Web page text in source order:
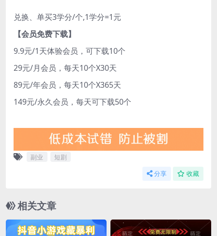
兑换、单买3学分/个,1学分=1元
【会员免费下载】
9.9元/1天体验会员，可下载10个
29元/月会员，每天10个X30天
89元/年会员，每天10个X365天
149元/永久会员，每天可下载50个
副业 短剧
分享 收藏
相关文章